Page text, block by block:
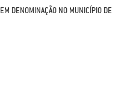
DENOMINAÇÃO NO MUNICÍPIO DE